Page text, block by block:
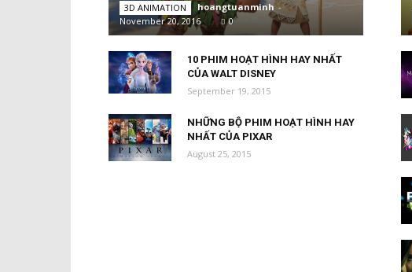
3D ANIMATION hoangtuanminh -
November 20, 2016
0
10 PHIM HOẠT HÌNH HAY NHẤT
CỦA WALT DISNEY
September 19, 2015
NHỮNG BỘ PHIM HOẠT HÌNH HAY
NHẤT CỦA PIXAR
August 25, 2015